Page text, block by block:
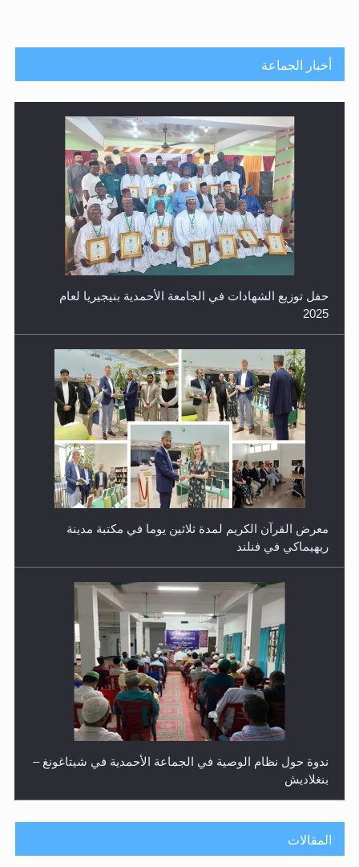
أخبار الجماعة
حفل توزيع الشهادات في الجامعة الأحمدية بنيجيريا لعام
2025
معرض القرآن الكريم لمدة ثلاثين يوما في مكتبة مدينة
ريهيماكي في فنلند
ندوة حول نظام الوصية في الجماعة الأحمدية في شيتاغونغ –
بنغلاديش
المقالات